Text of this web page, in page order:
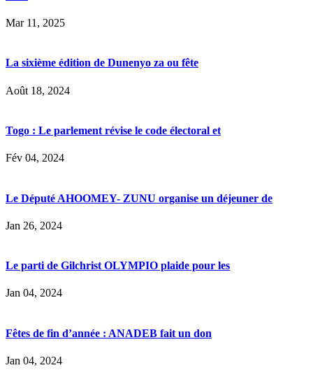
Mar 11, 2025
La sixième édition de Dunenyo za ou fête
Août 18, 2024
Togo : Le parlement révise le code électoral et
Fév 04, 2024
Le Député AHOOMEY- ZUNU organise un déjeuner de
Jan 26, 2024
Le parti de Gilchrist OLYMPIO plaide pour les
Jan 04, 2024
Fêtes de fin d’année : ANADEB fait un don
Jan 04, 2024